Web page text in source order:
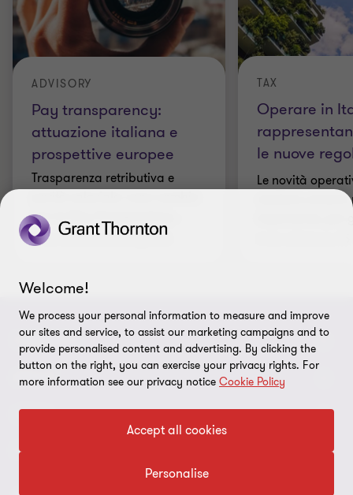
Pay transparency:
attuazione italiana e
prospettive europee
ADVISORY
Trasparenza retributiva e
con la Pay Transparency
4 min di lettura | 20 lug 2026
Operare in
le nuove
TAX
Le novità
rendono
CONNECT
Contattaci
I nostri professionisti
Bernoni Grant Thornton - LinkedIn
ABOUT
Chi siamo
I nostri uffici
LEGAL
Disclaimer
FOLLOW US
Welcome!
We process your personal information to measure and improve
our sites and service, to assist our marketing campaigns and to
provide personalised content and advertising. By clicking the
button on the right, you can exercise your privacy rights. For
more information see our privacy notice Cookie Policy
Accept all cookies
Personalise